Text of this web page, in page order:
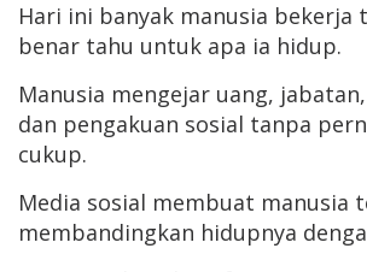
Hari ini banyak manusia bekerja
benar tahu untuk apa ia hidup.
Manusia mengejar uang,
dan pengakuan sosial tanpa
cukup.
Media sosial membuat manusia
membandingkan hidupnya